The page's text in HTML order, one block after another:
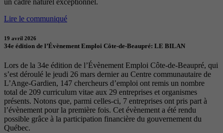
un cadre naturel exceptionnel.
Lire le communiqué
19 avril 2026
34e édition de l’Évènement Emploi Côte-de-Beaupré: LE BILAN
Lors de la 34e édition de l’Évènement Emploi Côte-de-Beaupré, qui
s’est déroulé le jeudi 26 mars dernier au Centre communautaire de
L’Ange-Gardien, 147 chercheurs d’emploi ont remis un nombre
total de 209 curriculum vitae aux 29 entreprises et organismes
présents. Notons que, parmi celles-ci, 7 entreprises ont pris part à
l’évènement pour la première fois. Cet évènement a été rendu
possible grâce à la participation financière du gouvernement du
Québec.